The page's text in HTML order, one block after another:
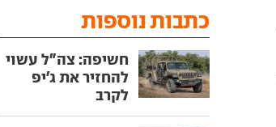
כתבות נוספות
חשיפה: צה"ל עשוי
להחזיר את ג'יפ
לקרב